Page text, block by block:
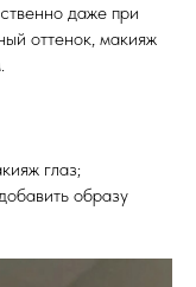
даже при
оттенок, макияж
глаз;
образу